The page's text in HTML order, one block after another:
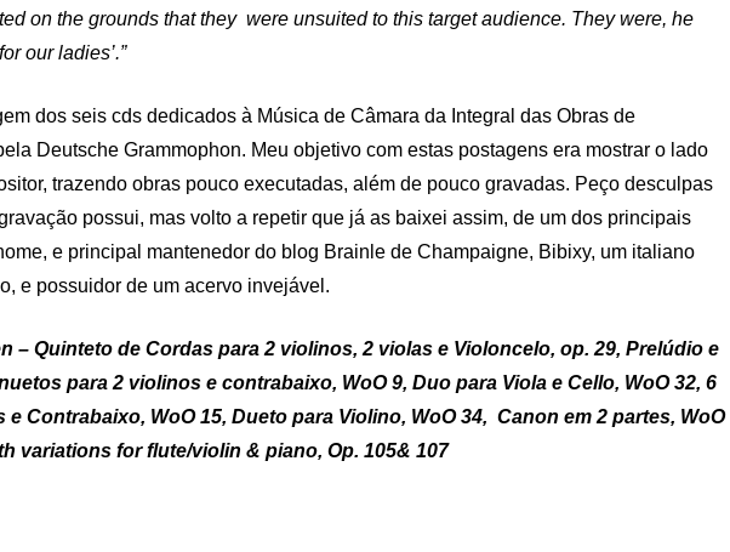
on the grounds that they were unsuited to this target audience. They were, he
our ladies’.”
dos seis cds dedicados à Música de Câmara da Integral das Obras de
Deutsche Grammophon. Meu objetivo com estas postagens era mostrar o lado
trazendo obras pouco executadas, além de pouco gravadas. Peço desculpas
possui, mas volto a repetir que já as baixei assim, de um dos principais
e principal mantenedor do blog Brainle de Champaigne, Bibixy, um italiano
e possuidor de um acervo invejável.
– Quinteto de Cordas para 2 violinos, 2 violas e Violoncelo, op. 29, Prelúdio e
para 2 violinos e contrabaixo, WoO 9, Duo para Viola e Cello, WoO 32, 6
Contrabaixo, WoO 15, Dueto para Violino, WoO 34, Canon em 2 partes, WoO
variations for flute/violin & piano, Op. 105& 107